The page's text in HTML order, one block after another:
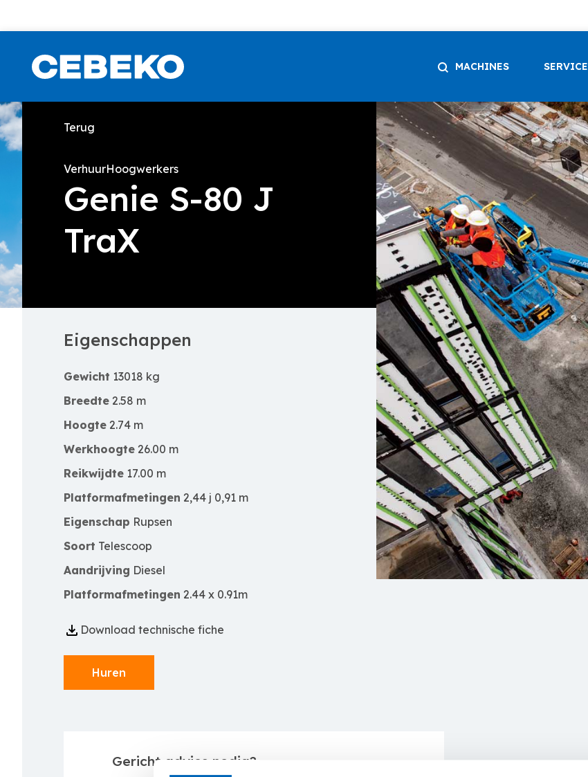
MACHINES SERVICE
Terug
VerhuurHoogwerkers
Genie S-80 J
TraX
Eigenschappen
Gewicht 13018 kg
Breedte 2.58 m
Hoogte 2.74 m
Werkhoogte 26.00 m
Reikwijdte 17.00 m
Platformafmetingen 2,44 j 0,91 m
Eigenschap Rupsen
Soort Telescoop
Aandrijving Diesel
Platformafmetingen 2.44 x 0.91m
Download technische fiche
Huren
Gericht advies nodig?